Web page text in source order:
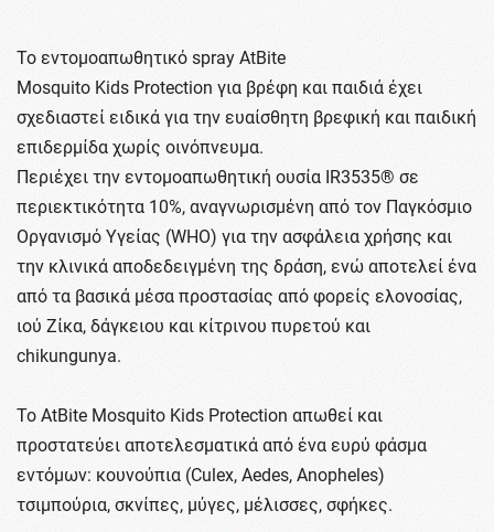
Το εντομοαπωθητικό spray ΑtBite
Mosquito Kids Protection για βρέφη και παιδιά έχει
σχεδιαστεί ειδικά για την ευαίσθητη βρεφική και παιδική
επιδερμίδα χωρίς οινόπνευμα.
Περιέχει την εντομοαπωθητική ουσία IR3535® σε
περιεκτικότητα 10%, αναγνωρισμένη από τον Παγκόσμιο
Οργανισμό Υγείας (WHO) για την ασφάλεια χρήσης και
την κλινικά αποδεδειγμένη της δράση, ενώ αποτελεί ένα
από τα βασικά μέσα προστασίας από φορείς ελονοσίας,
ιού Ζίκα, δάγκειου και κίτρινου πυρετού και
chikungunya.
Το ΑtBite Mosquito Kids Protection απωθεί και
προστατεύει αποτελεσματικά από ένα ευρύ φάσμα
εντόμων: κουνούπια (Culex, Aedes, Anopheles)
τσιμπούρια, σκνίπες, μύγες, μέλισσες, σφήκες.